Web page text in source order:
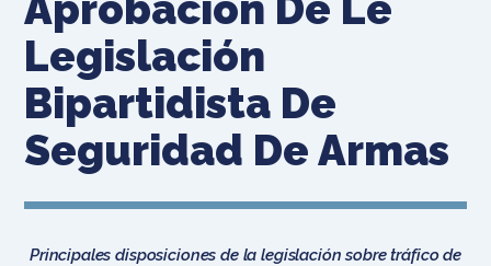
Legislación
Bipartidista De
Seguridad De Armas
Principales disposiciones de la legislación sobre tráfico de